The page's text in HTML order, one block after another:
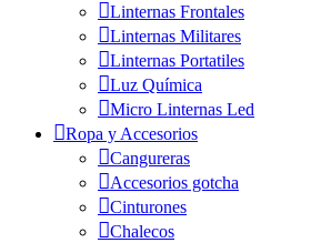
Linternas Frontales
Linternas Militares
Linternas Portatiles
Luz Química
Micro Linternas Led
Ropa y Accesorios
Cangureras
Accesorios gotcha
Cinturones
Chalecos